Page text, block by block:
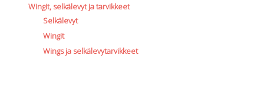
Wingit, selkälevyt ja tarvikkeet
Selkälevyt
Wingit
Wings ja selkälevytarvikkeet